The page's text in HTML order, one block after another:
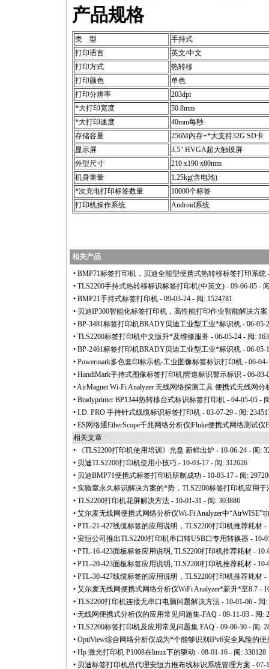
产品规格
类 型
手持式
打印语言
英文/中文
打印方式
热转移
打印颜色
单色
打印分辨率
203dpi
*大打印宽度
50.8mm
*大打印速度
40mm每秒
存储容量
256M内存+*大支持32G SD卡
显示屏
3.5" HVGA超大触摸屏
外型尺寸
210 x190 x80mm
机身重量
1.25kg(含电池)
*次充电打印标签数量
10000个标签
打印机操作系统
Android系统
相关产品
• BMP71标签打印机，贝迪全能型便携式热转移标签打印系统
• TLS2200手持式热转移标识标签打印机(中英文) - 09-06-05 -
• BMP21手持式标签打印机 - 09-03-24 - 阅: 1524781
• 贝迪IP300智能化标签打印机，高性能打印作业智能解决方案
• BP-3481标签打印机BRADY贝迪工业型工业*标识机 - 06-05-
• TLS2200标签打印机中文版升*及维修服务 - 06-05-24 - 阅:
• BP-2461标签打印机BRADY贝迪工业型工业*标识机 - 06-05-
• Powermark多色套印标示机-工业图像标签标识打印机 - 06-
• HandiMark手持式图像标签打印机|管道标识警示标识 - 06-03-
•AirMagnet Wi-Fi Analyzer 无线网络探测工具 便携式无线网
• Bradyprinter BP1344热转移台式标识标签打印机 - 04-05-05 -
• I.D. PRO 手持针式线缆标识标签打印机 - 03-07-29 - 阅:
• ES网络通EtherScope千兆网络分析仪|Fluke便携式网络测试仪
相关文章
•
《TLS2200打印机使用培训》光盘 新鲜出炉 - 10-06-24 - 阅:
• 贝迪TLS2200打印机使用小技巧 - 10-03-17 - 阅: 312626
• 贝迪BMP71便携式标签打印机研制成功 - 10-03-17 - 阅:
• 实验室永久标识解决方案的*势，TLS2200标签打印机应用
• TLS2200打印机花屏解决方法 - 10-01-31 - 阅: 303886
• 艾尔麦无线网便携式网络分析仪Wi-Fi Analyzer中“AirWISE”
• PTL-21-427线缆标签的应用说明，TLS2200打印机推荐耗材 -
• 安恒公司推出TLS2200打印机串口转USB口专用转换器 - 10-
• PTL-16-423面板标签应用说明, TLS2200打印机推荐耗材 - 10-
• PTL-20-423面板标签应用说明, TLS2200打印机推荐耗材 - 10-
• PTL-30-427线缆标签的应用说明，TLS2200打印机推荐耗材 -
• 艾尔麦无线网便携式网络分析仪WiFi Analyzer*新升*至8.7 -
• TLS2200打印机连接无串口电脑问题解决方法 - 10-01-06 - 阅:
• 无线网便携式分析仪的应用常见问题集-FAQ - 09-11-03 - 阅:
• TLS2200标签打印机及应用常见问题集 FAQ - 09-06-30 - 阅:
• OptiView综合网络分析仪成为*个能够识别IPv6安全风险的
• Hp 激光打印机 P1008在linux下的驱动 - 08-01-16 - 阅: 330128
• 贝迪标签打印机总代理安恒力推布线标识系统管理方案 - 07-